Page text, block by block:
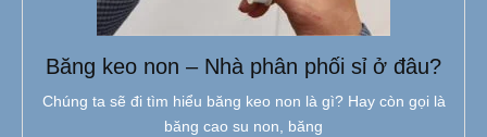
Băng keo non – Nhà phân phối sỉ ở đâu?
Chúng ta sẽ đi tìm hiểu băng keo non là gì? Hay còn gọi là
băng cao su non, băng